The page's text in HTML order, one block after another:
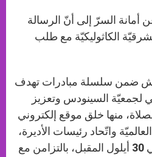
أمانة السرّ إلى أنّ الرسالة
الكاثوليكيّة مع طلب
ضمن سلسلة مبادرات تهدف
لجمعيّة السينودس وتعزيز
منها خلق موقع إلكتروني
واتّحاد رئيسات الأديرة،
وسهرة صلاة مسكونيّة في 30 أيلول المقبل، بالتزامن مع